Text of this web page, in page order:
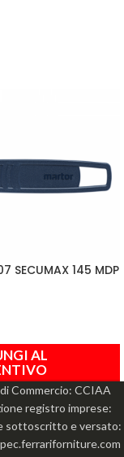
SECUMAX 145 MDP
AL
Commercio: CCIAA
registro imprese:
sottoscritto e versato: